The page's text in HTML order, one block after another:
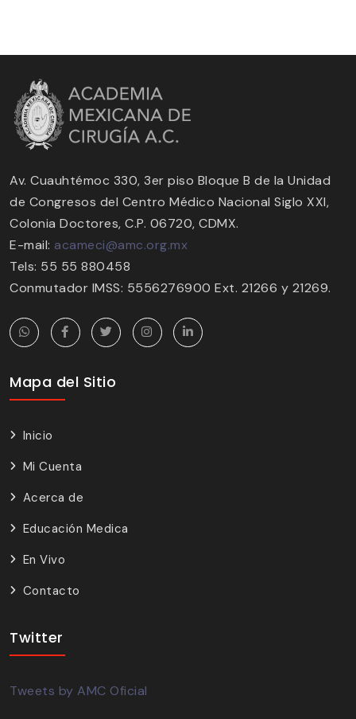
Av. Cuauhtémoc 330, 3er piso Bloque B de la Unidad
de Congresos del Centro Médico Nacional Siglo XXI,
Colonia Doctores, C.P. 06720, CDMX.
E-mail: acameci@amc.org.mx
Tels: 55 55 880458
Conmutador IMSS: 5556276900 Ext. 21266 y 21269.
Mapa del Sitio
Inicio
Mi Cuenta
Acerca de
Educación Medica
En Vivo
Contacto
Twitter
Tweets by AMC Oficial